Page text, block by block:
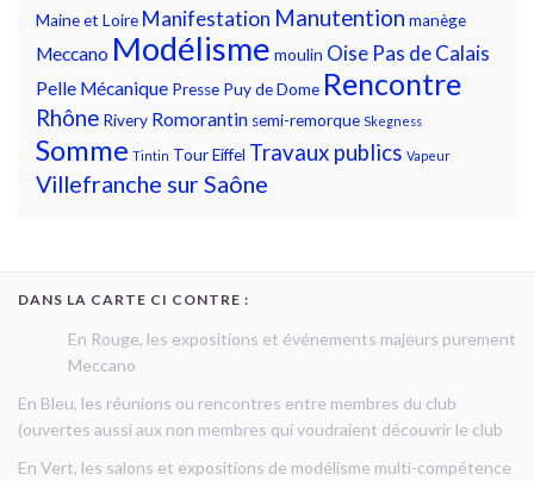
Maine et Loire Manifestation Manutention manège
Meccano Modélisme moulin Oise Pas de Calais
Pelle Mécanique Presse Puy de Dome Rencontre
Rhône Rivery Romorantin semi-remorque Skegness
Somme Tintin Tour Eiffel Travaux publics Vapeur
Villefranche sur Saône
DANS LA CARTE CI CONTRE :
En Rouge, les expositions et événements majeurs purement
Meccano
En Bleu, les réunions ou rencontres entre membres du club
(ouvertes aussi aux non membres qui voudraient découvrir le club
En Vert, les salons et expositions de modélisme multi-compétence